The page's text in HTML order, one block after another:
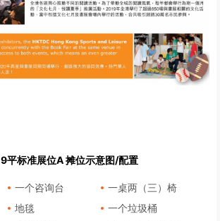
9平标准展位A 摊位示意图/配置
一个咨询台
一桌两（三）椅
地毯
一个垃圾桶